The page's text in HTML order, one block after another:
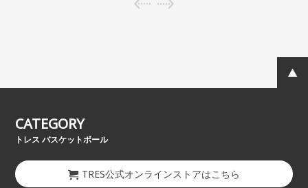
CATEGORY
トレス バスケットボール
TRES公式オンラインストアはこちら